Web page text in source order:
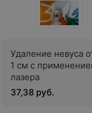
Удаление невуса
1 см с
лазера
37,38 руб.